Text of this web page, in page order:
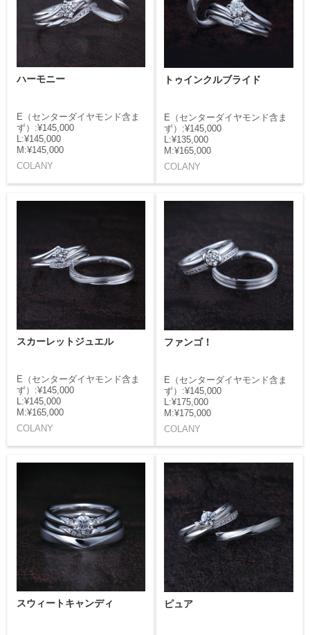
ハーモニー
E（センターダイヤモンド含ま
ず）:¥145,000
L:¥145,000
M:¥145,000
COLANY
トゥインクルブライド
E（センターダイヤモンド含ま
ず）:¥145,000
L:¥135,000
M:¥165,000
COLANY
スカーレットジュエル
E（センターダイヤモンド含ま
ず）:¥145,000
L:¥145,000
M:¥165,000
COLANY
ファンゴ！
E（センターダイヤモンド含ま
ず）:¥145,000
L:¥175,000
M:¥175,000
COLANY
スウィートキャンディ ピュア